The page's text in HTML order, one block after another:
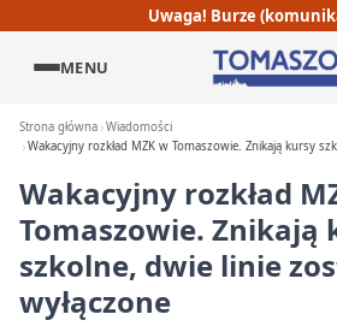
Uwaga! Burze
MENU
Strona główna Wiadomości
Wakacyjny rozkład MZK w Tomaszowie. Znikają kursy
Wakacyjny rozkład
Tomaszowie. Znikają
szkolne, dwie linie
wyłączone